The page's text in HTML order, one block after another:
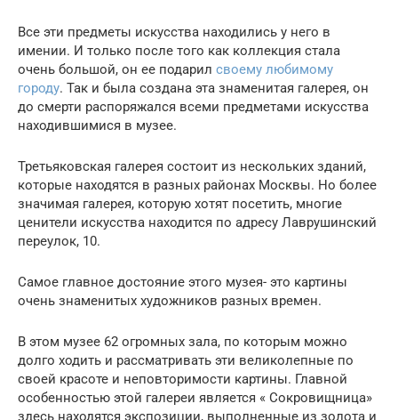
Все эти предметы искусства находились у него в
имении. И только после того как коллекция стала
очень большой, он ее подарил своему любимому
городу. Так и была создана эта знаменитая галерея, он
до смерти распоряжался всеми предметами искусства
находившимися в музее.
Третьяковская галерея состоит из нескольких зданий,
которые находятся в разных районах Москвы. Но более
значимая галерея, которую хотят посетить, многие
ценители искусства находится по адресу Лаврушинский
переулок, 10.
Самое главное достояние этого музея- это картины
очень знаменитых художников разных времен.
В этом музее 62 огромных зала, по которым можно
долго ходить и рассматривать эти великолепные по
своей красоте и неповторимости картины. Главной
особенностью этой галереи является « Сокровищница»
здесь находятся экспозиции, выполненные из золота и